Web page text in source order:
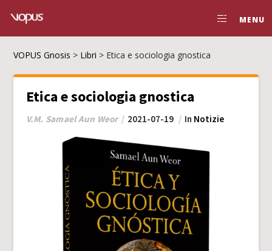
MENU
VOPUS Gnosis > Libri > Etica e sociologia gnostica
Etica e sociologia gnostica
V.M. Samael Aun Weor 2021-07-19 In Notizie